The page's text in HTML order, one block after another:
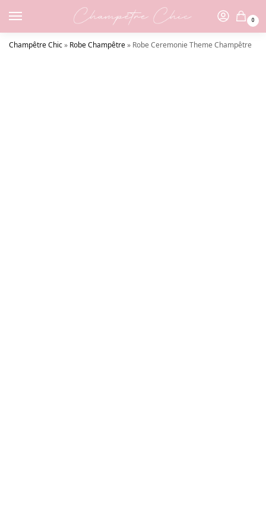
0
Champêtre Chic» Robe Champêtre» Robe Ceremonie Theme Champêtre